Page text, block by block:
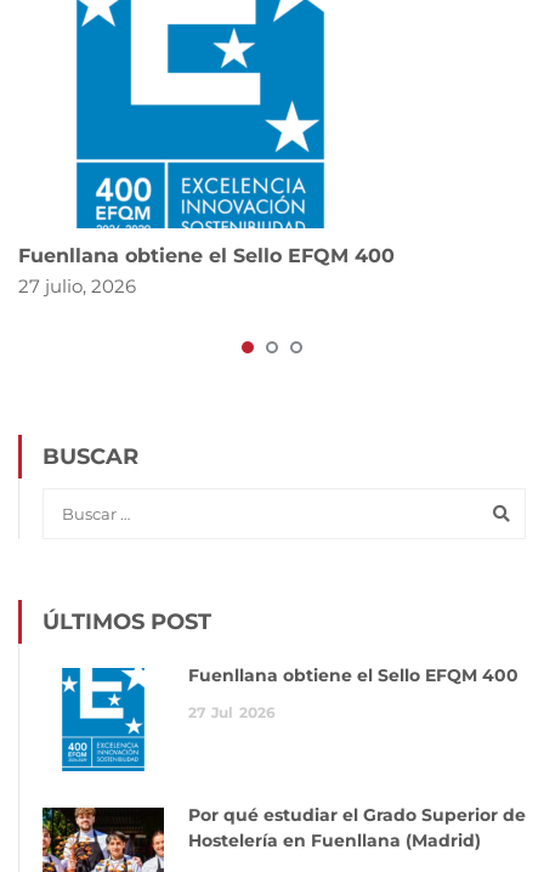
Fuenllana obtiene el Sello EFQM 400
27 julio, 2026
BUSCAR
ÚLTIMOS POST
Fuenllana obtiene el Sello EFQM 400
27 Jul 2026
Por qué estudiar el Grado Superior de
Hostelería en Fuenllana (Madrid)